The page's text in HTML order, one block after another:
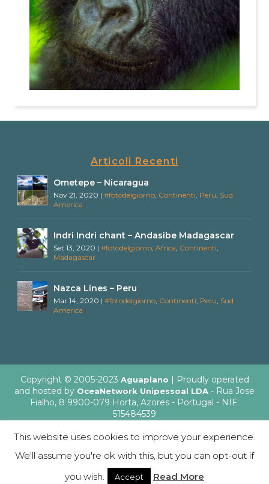
Articoli Recenti
Ometepe – Nicaragua
Nov 21, 2020 |#fotodelgiorno Continenti Peru Sud
America
Indri Indri chant – Andasibe Madagascar
Set 13, 2020 |#fotodelgiorno ,Africa Continenti
Madagascar
Nazca Lines – Peru
Mar 14, 2020 |#fotodelgiorno Continenti Peru Sud
America
Copyright © 2005-2023 Aguaplano | Proudly operated
and hosted by OceaNetwork Unipessoal LDA - Rua Jose
Fialho, 8 9900-079 Horta, Azores - Portugal - NIF:
515484539
This website uses cookies to improve your experience.
We'll assume you're ok with this, but you can opt-out if
you wish.
Accept Read More
English Italiano